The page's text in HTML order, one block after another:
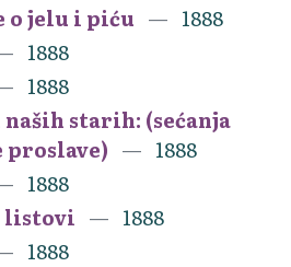
o jelu i piću
1888
1888
1888
starih: (sećanja
proslave)
1888
1888
listovi
1888
1888